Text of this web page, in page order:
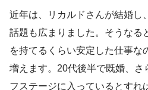
近年は、リカルドさんが結婚し
話題も広まりました。そうなる
を持てるくらい安定した仕事な
増えます。20代後半で既婚、さ
フステージに入っているとすれ